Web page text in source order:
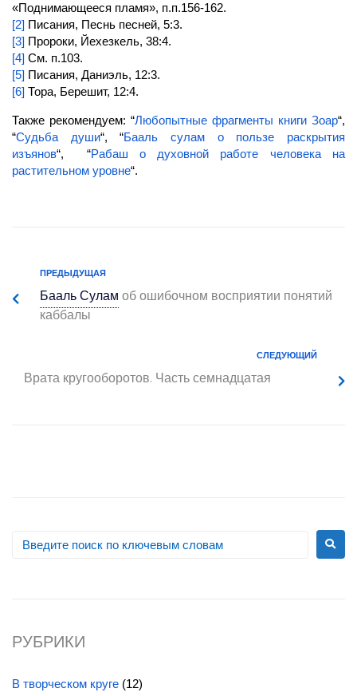
«Поднимающееся пламя», п.п.156-162.
[2] Писания, Песнь песней, 5:3.
[3] Пророки, Йехезкель, 38:4.
[4] См. п.103.
[5] Писания, Даниэль, 12:3.
[6] Тора, Берешит, 12:4.
Также рекомендуем: “Любопытные фрагменты книги Зоар“,
“Судьба души“, “Бааль сулам о пользе раскрытия
изъянов“, “Рабаш о духовной работе человека на
растительном уровне“.
ПРЕДЫДУЩАЯ
Бааль Суламоб ошибочном восприятии понятий
каббалы
СЛЕДУЮЩИЙ
Врата кругооборотов. Часть семнадцатая
РУБРИКИ
В творческом круге (12)